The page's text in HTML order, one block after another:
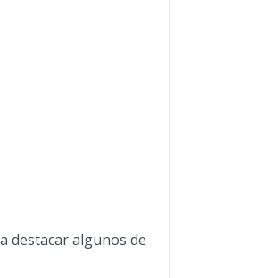
destacar algunos de